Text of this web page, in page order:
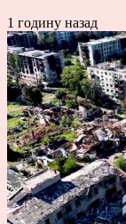
1 годину назад